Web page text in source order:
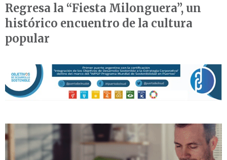
Regresa la “Fiesta Milonguera”, un
histórico encuentro de la cultura
popular